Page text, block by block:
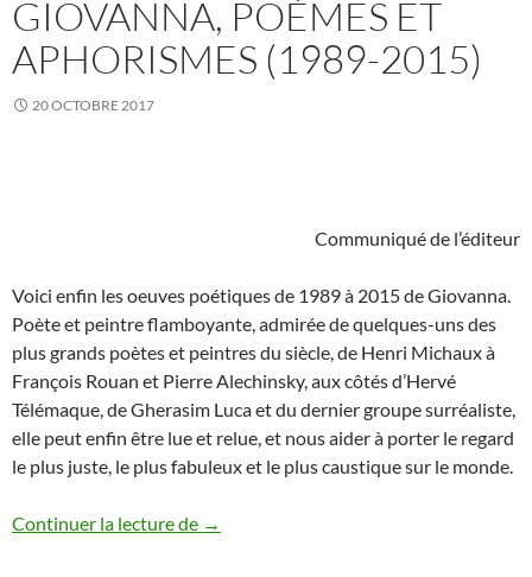
GIOVANNA, POÈMES ET
APHORISMES (1989-2015)
20 OCTOBRE 2017
Communiqué de l’éditeur
Voici enfin les oeuves poétiques de 1989 à 2015 de Giovanna.
Poète et peintre flamboyante, admirée de quelques-uns des
plus grands poètes et peintres du siècle, de Henri Michaux à
François Rouan et Pierre Alechinsky, aux côtés d’Hervé
Télémaque, de Gherasim Luca et du dernier groupe surréaliste,
elle peut enfin être lue et relue, et nous aider à porter le regard
le plus juste, le plus fabuleux et le plus caustique sur le monde.
Continuer la lecture de Giovanna, Poèmes et aphorismes
→